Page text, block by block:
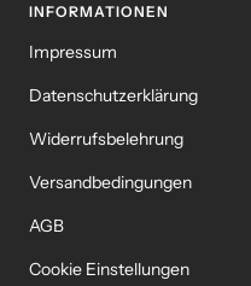
INFORMATIONEN
Impressum
Datenschutzerklärung
Widerrufsbelehrung
Versandbedingungen
AGB
Cookie Einstellungen